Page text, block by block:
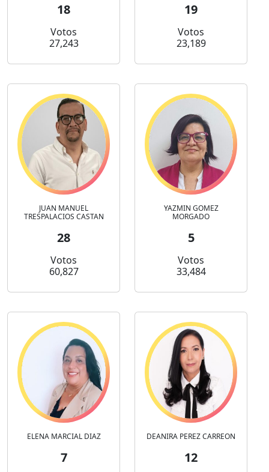
18
Votos
27,243
19
Votos
23,189
JUAN MANUEL
TRESPALACIOS CASTAN
28
Votos
60,827
YAZMIN GOMEZ
MORGADO
5
Votos
33,484
ELENA MARCIAL DIAZ
7
DEANIRA PEREZ CARREON
12